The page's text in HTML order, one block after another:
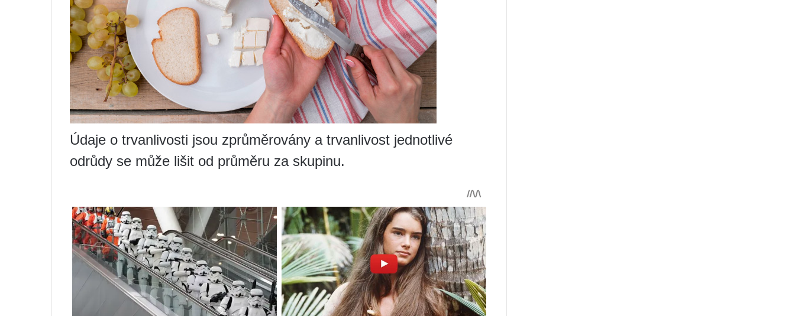
Údaje o trvanlivosti jsou zprůměrovány a trvanlivost jednotlivé
odrůdy se může lišit od průměru za skupinu.